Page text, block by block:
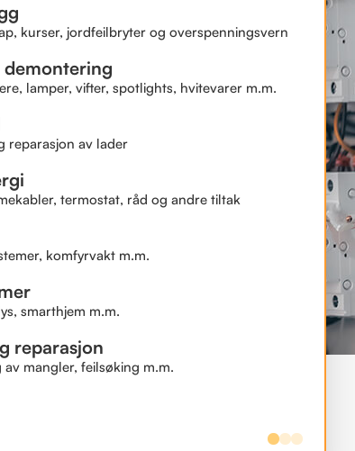
kurser, jordfeilbryter og overspenningsvern
lamper, vifter, spotlights, hvitevarer m.m.
reparasjon av lader
termostat, råd og andre tiltak
komfyrvakt m.m.
smarthjem m.m.
reparasjon
mangler, feilsøking m.m.